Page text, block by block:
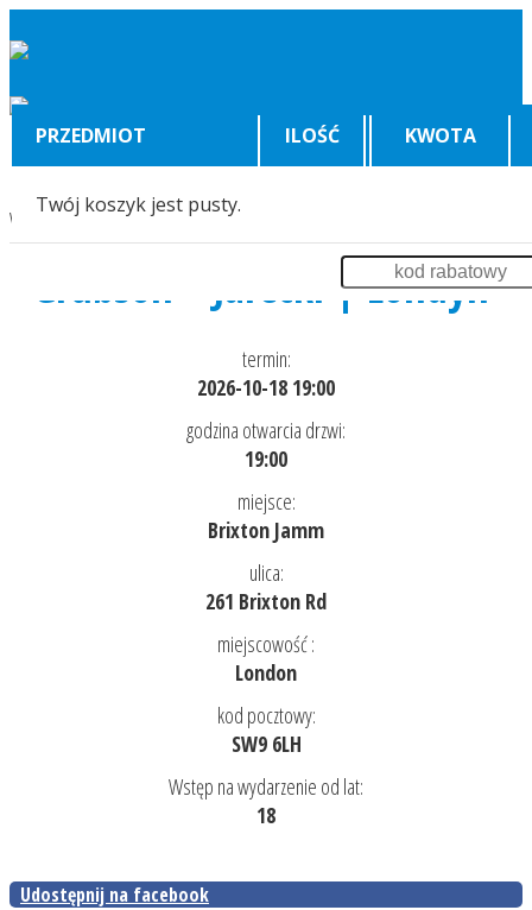
PRZEDMIOT ILOŚĆ KWOTA
Twój koszyk jest pusty.
Wyświetlenia:8272
Grubson + Jarecki | Londyn
termin:
2026-10-18 19:00
godzina otwarcia drzwi:
19:00
miejsce:
Brixton Jamm
ulica:
261 Brixton Rd
miejscowość :
London
kod pocztowy:
SW9 6LH
Wstęp na wydarzenie od lat:
18
Udostępnij na facebook